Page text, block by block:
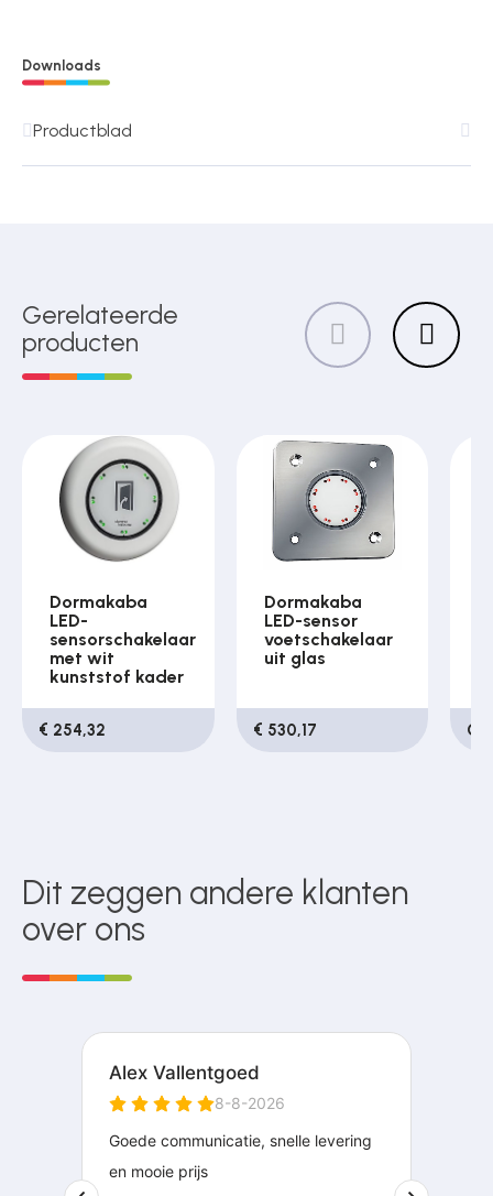
Downloads
Productblad
Gerelateerde
producten
Dormakaba
LED-
sensorschakelaar
met wit
kunststof kader
€ 254,32
Dormakaba
LED-sensor
voetschakelaar
uit glas
€ 530,17
Dit zeggen andere klanten
over ons